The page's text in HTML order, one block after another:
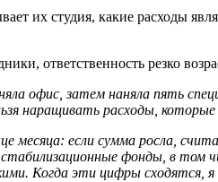
их студия, какие расходы
ответственность резко
офис, затем наняла пять
наращивать расходы,
месяца: если сумма росла,
фонды, в том
Когда эти цифры сходятся,